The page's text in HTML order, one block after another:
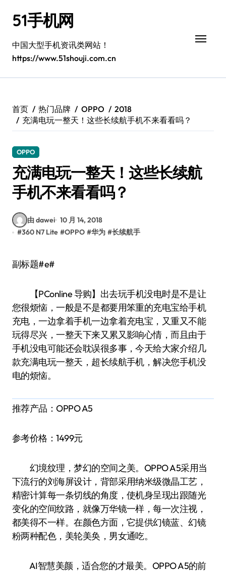
51手机网
中国大型手机资讯类网站！
https://www.51shouji.com.cn
首页 热门品牌 OPPO
2018
充满电玩一整天！这些长续航手机不来看看吗？
OPPO
充满电玩一整天！这些长续航
手机不来看看吗？
由 dawei 10 月 14, 2018
#360 N7 Lite #OPPO #华为 #长续航手
副标题#e#
【PConline 导购】出去玩手机没电时是不是让
您很烦恼，一般是不是都要用笨重的充电宝给手机
充电，一边拿着手机一边拿着充电宝，又重又不能
玩得尽兴，一整天下来又累又影响心情，而且由于
手机没电可能还会耽误很多事，今天给大家介绍几
款充满电玩一整天，超长续航手机，解决您手机没
电的烦恼。
推荐产品：OPPO A5
参考价格：1499元
幻境纹理，梦幻的空间之美。OPPO A5采用当
下流行的刘海屏设计，背部采用纳米级微晶工艺，
精密计算每一条切线的角度，使机身呈现出跟随光
变化的空间纹路，就像万华镜一样，每一次注视，
都美得不一样。在颜色方面，它提供幻镜蓝、幻镜
粉两种配色，美轮美奂，男女通吃。
AI智慧美颜，适合您的才最美。OPPO A5的前